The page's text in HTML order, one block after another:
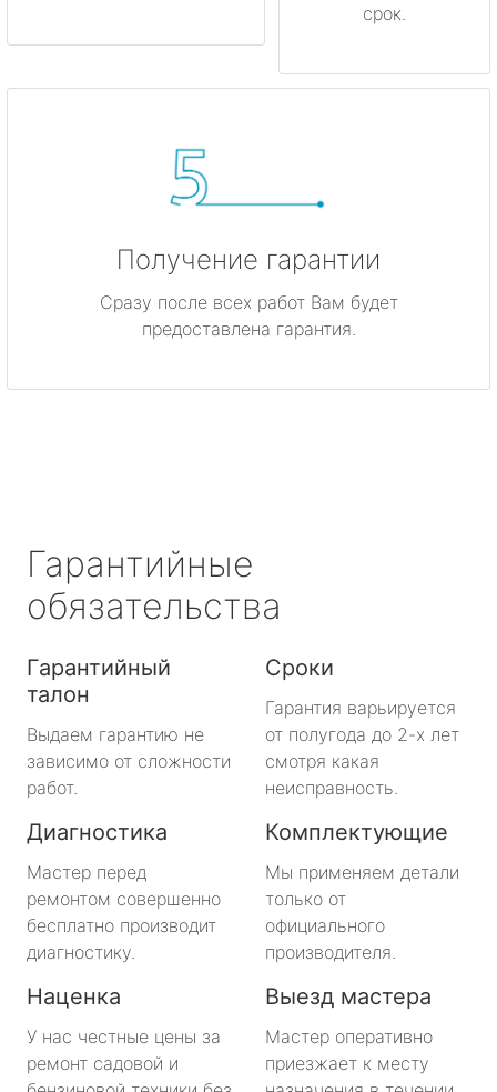
срок.
Получение гарантии
Сразу после всех работ Вам будет
предоставлена гарантия.
Гарантийные
обязательства
Гарантийный
талон
Выдаем гарантию не
зависимо от сложности
работ.
Сроки
Гарантия варьируется
от полугода до 2-х лет
смотря какая
неисправность.
Диагностика
Мастер перед
ремонтом совершенно
бесплатно производит
диагностику.
Комплектующие
Мы применяем детали
только от
официального
производителя.
Наценка
У нас честные цены за
ремонт садовой и
Выезд мастера
Мастер оперативно
приезжает к месту